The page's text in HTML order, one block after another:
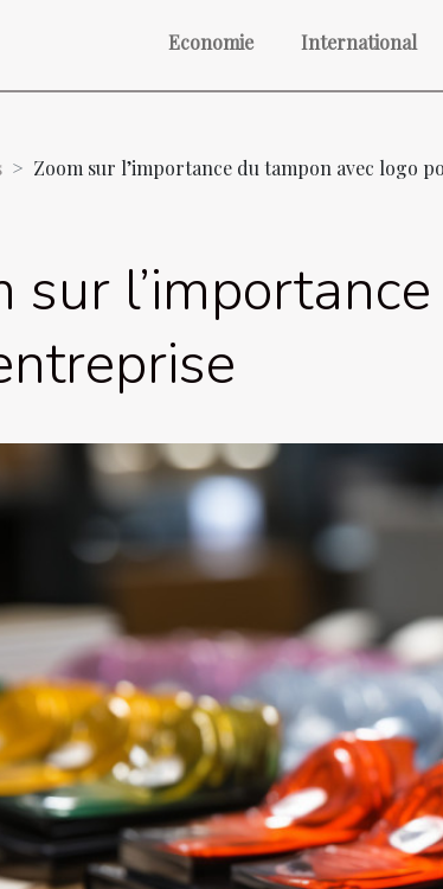
Economie International
Zoom sur l’importance du tampon avec logo
sur